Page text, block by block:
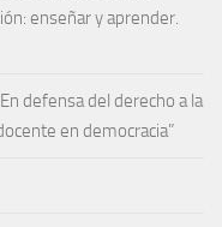
enseñar y aprender.
defensa del derecho a la
en democracia”